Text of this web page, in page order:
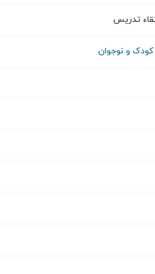
تدریس
و نوجوان